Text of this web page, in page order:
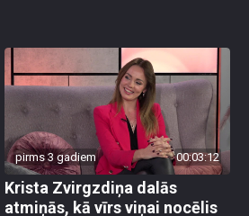
pirms 3 gadiem 00:03:12
Krista Zvirgzdiņa dalās
atmiņās, kā vīrs viņai nocēlis